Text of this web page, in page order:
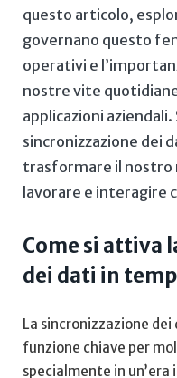
questo articolo,⁤
governano questo
operativi e
nostre vite
applicazioni
sincronizzazione dei
‍trasformare il nostro
lavorare e interagire‍
Come‌ si ⁢attiva
dei dati in
La sincronizzazione
funzione chiave per
specialmente in un’era